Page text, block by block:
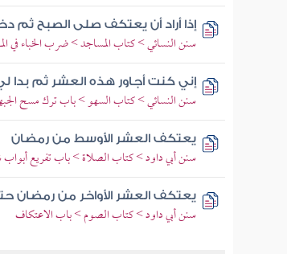
إذا أراد أن يعتكف صلى الصبح ثم
سنن النسائي > كتاب المساجد > ضرب الخباء في
إني كنت أجاور هذه العشر ثم بدا لي
سنن النسائي > كتاب السهو > باب ترك مسح
يعتكف العشر الأوسط من رمضان
سنن أبي داود > كتاب الصلاة > باب تفريع
يعتكف العشر الأواخر من رمضان
سنن أبي داود > كتاب الصوم > باب الاعتكاف